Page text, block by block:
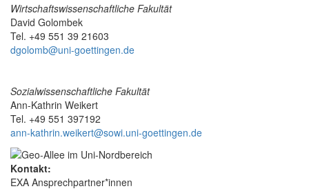
Wirtschaftswissenschaftliche Fakultät
David Golombek
Tel. +49 551 39 21603
dgolomb@uni-goettingen.de
Sozialwissenschaftliche Fakultät
Ann-Kathrin Weikert
Tel. +49 551 397192
ann-kathrin.weikert@sowi.uni-goettingen.de
Kontakt:
EXA Ansprechpartner*innen